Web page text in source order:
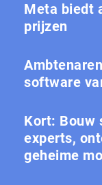
Meta biedt
prijzen
software
Kort: Bouw
experts,
geheime